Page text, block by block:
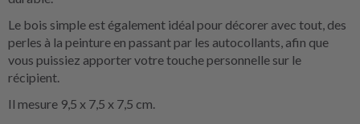
Le bois simple est également idéal pour décorer avec tout, des
perles à la peinture en passant par les autocollants, afin que
vous puissiez apporter votre touche personnelle sur le
récipient.
Il mesure 9,5 x 7,5 x 7,5 cm.